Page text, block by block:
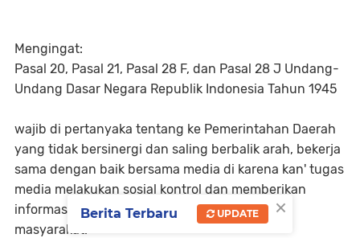
Mengingat:
Pasal 20, Pasal 21, Pasal 28 F, dan Pasal 28 J Undang-
Undang Dasar Negara Republik Indonesia Tahun 1945
wajib di pertanyaka tentang ke Pemerintahan Daerah
yang tidak bersinergi dan saling berbalik arah, bekerja
sama dengan baik bersama media di karena kan' tugas
media melakukan sosial kontrol dan memberikan
informasi yang akurat serta berimbang untuk
masyarakat.
×
Berita Terbaru UPDATE